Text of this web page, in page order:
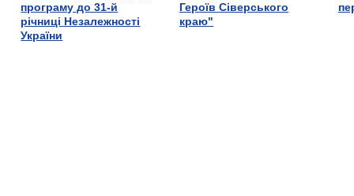
програму до 31-й
річниці Незалежності
України
Героїв Сіверського
краю"